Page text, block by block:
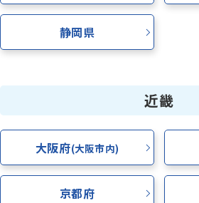
静岡県
近畿
大阪府(大阪市内)
京都府